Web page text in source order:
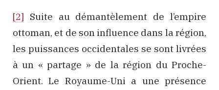
[2] Suite au démantèlement de l’empire
ottoman, et de son influence dans la région,
les puissances occidentales se sont livrées
à un « partage » de la région du Proche-
Orient. Le Royaume-Uni a une présence